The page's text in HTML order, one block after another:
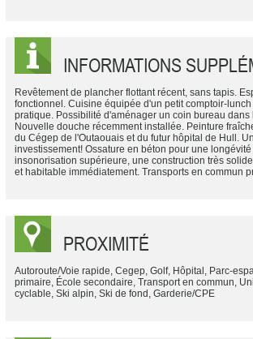
INFORMATIONS
Revêtement de plancher flottant récent, sans tapis.
fonctionnel. Cuisine équipée d'un petit comptoir-
pratique. Possibilité d'aménager un coin bureau dans
Nouvelle douche récemment installée. Peinture
du Cégep de l'Outaouais et du futur hôpital de Hull.
investissement! Ossature en béton pour une
insonorisation supérieure, une construction très
et habitable immédiatement. Transports en commun
PROXIMITÉ
Autoroute/Voie rapide, Cegep, Golf, Hôpital, Parc-
primaire, École secondaire, Transport en commun,
cyclable, Ski alpin, Ski de fond, Garderie/CPE